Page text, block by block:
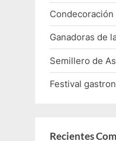
Ganadoras de
Semillero de
Festival
Recientes